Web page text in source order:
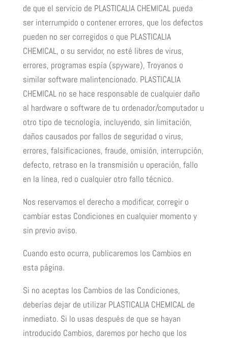
de que el servicio de PLASTICALIA CHEMICAL pueda
ser interrumpido o contener errores, que los defectos
pueden no ser corregidos o que PLASTICALIA
CHEMICAL, o su servidor, no esté libres de virus,
errores, programas espía (spyware), Troyanos o
similar software malintencionado. PLASTICALIA
CHEMICAL no se hace responsable de cualquier daño
al hardware o software de tu ordenador/computador u
otro tipo de tecnología, incluyendo, sin limitación,
daños causados por fallos de seguridad o virus,
errores, falsificaciones, fraude, omisión, interrupción,
defecto, retraso en la transmisión u operación, fallo
en la línea, red o cualquier otro fallo técnico.
Nos reservamos el derecho a modificar, corregir o
cambiar estas Condiciones en cualquier momento y
sin previo aviso.
Cuando esto ocurra, publicaremos los Cambios en
esta página.
Si no aceptas los Cambios de las Condiciones,
deberías dejar de utilizar PLASTICALIA CHEMICAL de
inmediato. Si lo usas después de que se hayan
introducido Cambios, daremos por hecho que los